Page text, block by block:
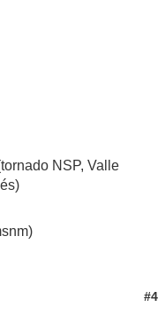
NSP, Valle
#4